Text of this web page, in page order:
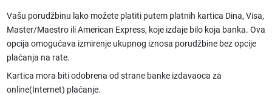
Vašu porudžbinu lako možete platiti putem platnih kartica Dina, Visa,
Master/Maestro ili American Express, koje izdaje bilo koja banka. Ova
opcija omogućava izmirenje ukupnog iznosa porudžbine bez opcije
plaćanja na rate.
Kartica mora biti odobrena od strane banke izdavaoca za
online(Internet) plaćanje.